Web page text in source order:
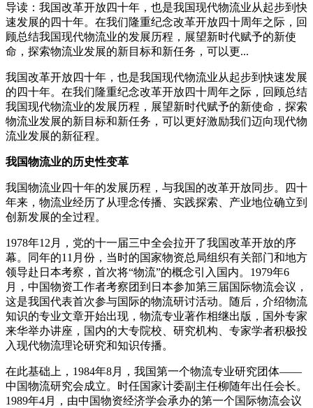
导读：我国改革开放四十年，也是我国现代物流业从起步到快
速发展的四十年。在我们隆重纪念改革开放四十周年之际，回
顾总结我国现代物流业的发展历程，展望新时代赋予的新使
命，探索物流业发展的新目标和新任务，可以更...
我国改革开放四十年，也是我国现代物流业从起步到快速发展
的四十年。在我们隆重纪念改革开放四十周年之际，回顾总结
我国现代物流业的发展历程，展望新时代赋予的新使命，探索
物流业发展的新目标和新任务，可以更好激励我们迈向现代物
流业发展的新征程。
我国物流业的历史性变革
我国物流业四十年的发展历程，与我国的改革开放同步。四十
年来，物流业经历了从理念传播、实践探索、产业地位确立到
创新发展的全过程。
1978年12月，党的十一届三中全会拉开了我国改革开放的序
幕。同年的11月份，当时的国家物资总局组织有关部门和地方
领导赴日本考察，首次将“物流”的概念引入国内。1979年6
月，中国物资工作者考察团到日本参加第三届国际物流会议，
这是我国代表首次参与国际的物流研讨活动。随后，介绍物流
知识的专业文章开始出现，物流专业著作相继出版，国外专家
来华举办讲座，国内的大专院校、研究机构、专家学者积极投
入现代物流理论研究和知识传播。
在此基础上，1984年8月，我国第一个物流专业研究团体——
中国物流研究会成立。时任国家计委副主任柳随年出任会长。
1989年4月，由中国物资经济学会承办的第一个国际物流会议